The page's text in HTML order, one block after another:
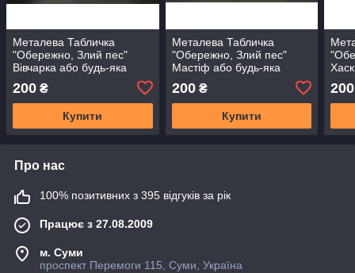
Металева Табличка
"Обережно, Злий пес"
Вівчарка або будь-яка
200 ₴
Купити
Металева Табличка
"Обережно, Злий пес"
Мастіф або будь-яка
200₴
Купити
200
Про нас
100% позитивних з 395 відгуків за рік
Працює з 27.08.2009
м. Суми
проспект Перемоги 115, Суми, Україна